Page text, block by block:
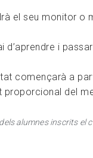
el seu monitor o
d’aprendre i
començarà a
proporcional del
alumnes inscrits el